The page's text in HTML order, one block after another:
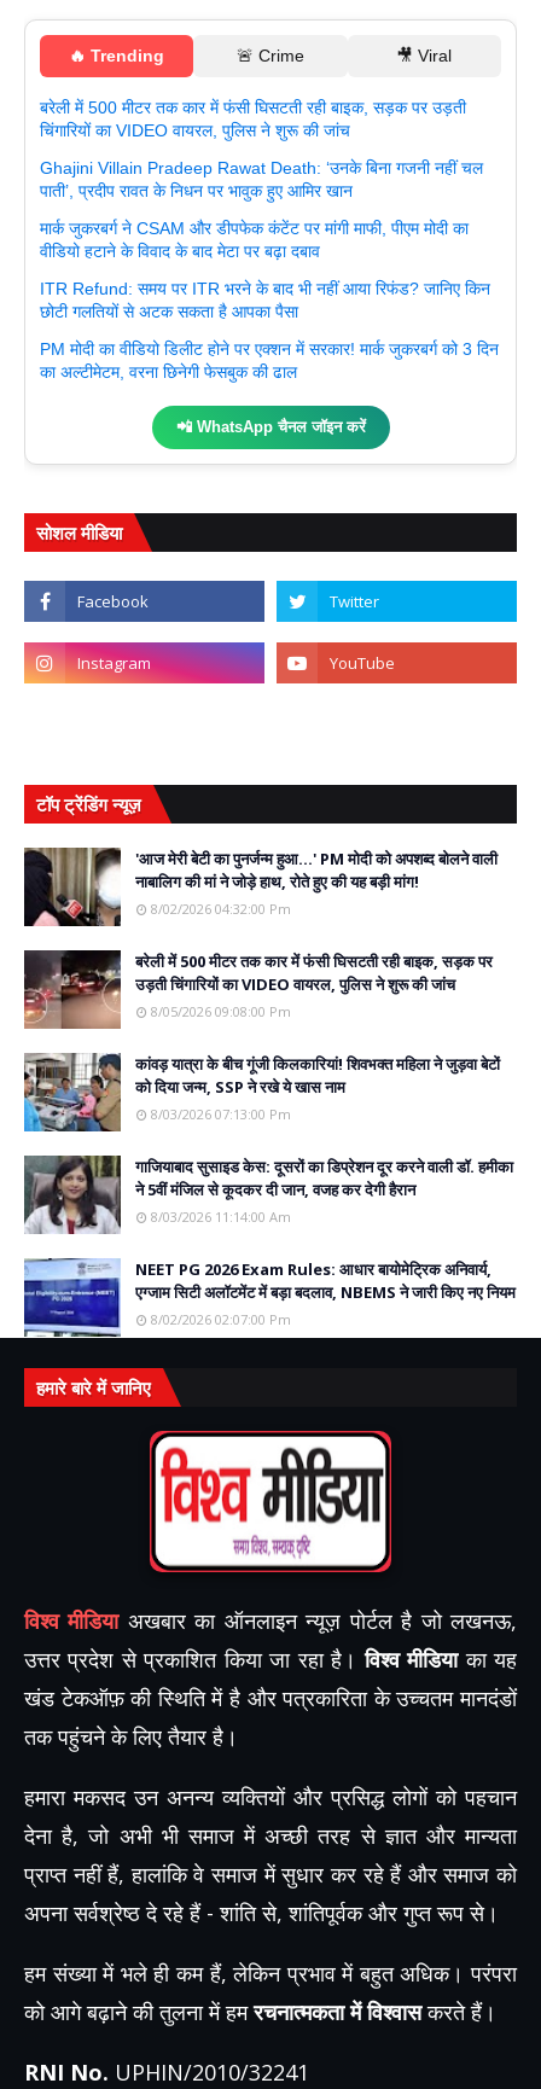
🔥 Trending 🚨 Crime 🎥 Viral
बरेली में 500 मीटर तक कार में फंसी घिसटती रही बाइक, सड़क पर उड़ती
चिंगारियों का VIDEO वायरल, पुलिस ने शुरू की जांच
Ghajini Villain Pradeep Rawat Death: ‘उनके बिना गजनी नहीं चल
पाती’, प्रदीप रावत के निधन पर भावुक हुए आमिर खान
मार्क जुकरबर्ग ने CSAM और डीपफेक कंटेंट पर मांगी माफी, पीएम मोदी का
वीडियो हटाने के विवाद के बाद मेटा पर बढ़ा दबाव
ITR Refund: समय पर ITR भरने के बाद भी नहीं आया रिफंड? जानिए किन
छोटी गलतियों से अटक सकता है आपका पैसा
PM मोदी का वीडियो डिलीट होने पर एक्शन में सरकार! मार्क जुकरबर्ग को 3 दिन
का अल्टीमेटम, वरना छिनेगी फेसबुक की ढाल
📲 WhatsApp चैनल जॉइन करें
सोशल मीडिया
टॉप ट्रेंडिंग न्यूज़
'आज मेरी बेटी का पुनर्जन्म हुआ...' PM मोदी को अपशब्द बोलने वाली
नाबालिग की मां ने जोड़े हाथ, रोते हुए की यह बड़ी मांग!
8/02/2026 04:32:00 Pm
बरेली में 500 मीटर तक कार में फंसी घिसटती रही बाइक, सड़क पर
उड़ती चिंगारियों का VIDEO वायरल, पुलिस ने शुरू की जांच
8/05/2026 09:08:00 Pm
कांवड़ यात्रा के बीच गूंजी किलकारियां! शिवभक्त महिला ने जुड़वा बेटों
को दिया जन्म, SSP ने रखे ये खास नाम
8/03/2026 07:13:00 Pm
गाजियाबाद सुसाइड केस: दूसरों का डिप्रेशन दूर करने वाली डॉ. हमीका
ने 5वीं मंजिल से कूदकर दी जान, वजह कर देगी हैरान
8/03/2026 11:14:00 Am
NEET PG 2026 Exam Rules: आधार बायोमेट्रिक अनिवार्य,
एग्जाम सिटी अलॉटमेंट में बड़ा बदलाव, NBEMS ने जारी किए नए नियम
8/02/2026 02:07:00 Pm
हमारे बारे में जानिए
विश्व मीडियाअखबार का ऑनलाइन न्यूज़ पोर्टल है जो लखनऊ,
उत्तर प्रदेश से प्रकाशित किया जा रहा है।विश्व मीडियाका यह
खंड टेकऑफ़ की स्थिति में है और पत्रकारिता के उच्चतम मानदंडों
तक पहुंचने के लिए तैयार है।
हमारा मकसद उन अनन्य व्यक्तियों और प्रसिद्ध लोगों को पहचान
देना है, जो अभी भी समाज में अच्छी तरह से ज्ञात और मान्यता
प्राप्त नहीं हैं, हालांकि वे समाज में सुधार कर रहे हैं और समाज को
अपना सर्वश्रेष्ठ दे रहे हैं - शांति से, शांतिपूर्वक और गुप्त रूप से।
हम संख्या में भले ही कम हैं, लेकिन प्रभाव में बहुत अधिक। परंपरा
को आगे बढ़ाने की तुलना में हमरचनात्मकता में विश्वासकरते हैं।
RNI No. UPHIN/2010/32241